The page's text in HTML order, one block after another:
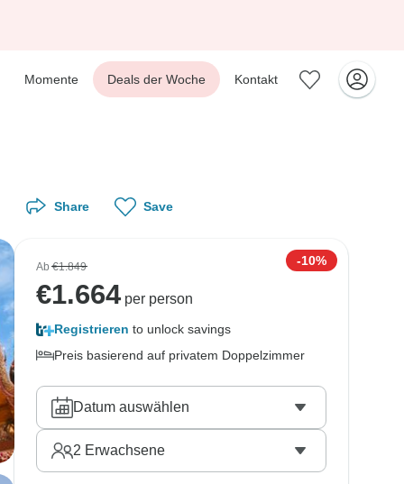
Momente Deals der Woche Kontakt
Share Save
Ab€1.849 -10%
€1.664 per person
Registrieren to unlock savings
Preis basierend auf privatem Doppelzimmer
Datum auswählen
2 Erwachsene